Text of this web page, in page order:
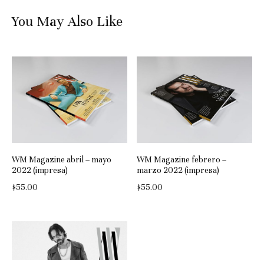
You May Also Like
WM Magazine abril – mayo
2022 (impresa)
$55.00
WM Magazine febrero –
marzo 2022 (impresa)
$55.00